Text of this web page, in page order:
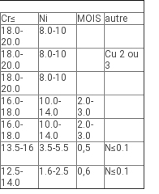
Cr≤ Ni MOIS autre
18.0-
20.0
8.0-10
18.0-
20.0
8.0-10
Cu 2 ou
3
18.0-
20.0
8.0-10
16.0-
18.0
10.0-
14.0
2.0-
3.0
16.0-
18.0
10.0-
14.0
2.0-
3.0
13.5-16 3.5-5.5 0,5 N≤0.1
12.5-
14.0
1.6-2.5 0,6 N≤0.1